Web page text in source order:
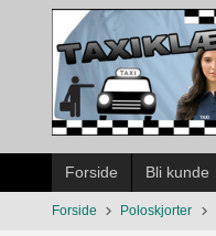
innholdet
Forside Bli kunde
Forside Poloskjorter